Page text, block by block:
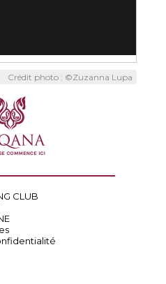
Crédit photo : ©Zuzanna Lupa
CLUB